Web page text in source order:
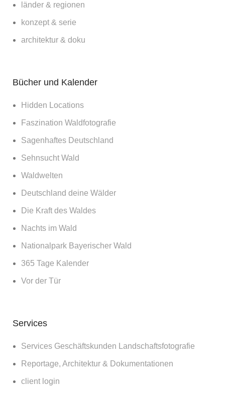
länder & regionen
konzept & serie
architektur & doku
Bücher und Kalender
Hidden Locations
Faszination Waldfotografie
Sagenhaftes Deutschland
Sehnsucht Wald
Waldwelten
Deutschland deine Wälder
Die Kraft des Waldes
Nachts im Wald
Nationalpark Bayerischer Wald
365 Tage Kalender
Vor der Tür
Services
Services Geschäftskunden Landschaftsfotografie
Reportage, Architektur & Dokumentationen
client login